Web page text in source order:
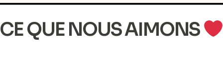
CE QUE NOUS AIMONS